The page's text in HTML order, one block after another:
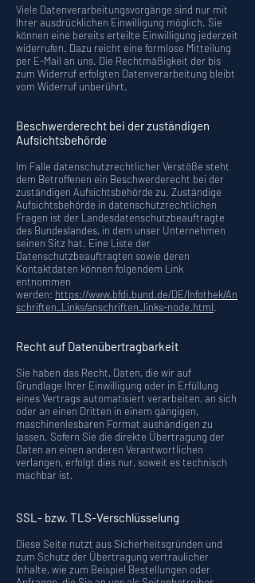
Viele Datenverarbeitungsvorgänge sind nur mit
Ihrer ausdrücklichen Einwilligung möglich. Sie
können eine bereits erteilte Einwilligung jederzeit
widerrufen. Dazu reicht eine formlose Mitteilung
per E-Mail an uns. Die Rechtmäßigkeit der bis
zum Widerruf erfolgten Datenverarbeitung bleibt
vom Widerruf unberührt.
Beschwerderecht bei der zuständigen
Aufsichtsbehörde
Im Falle datenschutzrechtlicher Verstöße steht
dem Betroffenen ein Beschwerderecht bei der
zuständigen Aufsichtsbehörde zu. Zuständige
Aufsichtsbehörde in datenschutzrechtlichen
Fragen ist der Landesdatenschutzbeauftragte
des Bundeslandes, in dem unser Unternehmen
seinen Sitz hat. Eine Liste der
Datenschutzbeauftragten sowie deren
Kontaktdaten können folgendem Link
entnommen
werden: https://www.bfdi.bund.de/DE/Infothek/An
schriften_Links/anschriften_links-node.html.
Recht auf Datenübertragbarkeit
Sie haben das Recht, Daten, die wir auf
Grundlage Ihrer Einwilligung oder in Erfüllung
eines Vertrags automatisiert verarbeiten, an sich
oder an einen Dritten in einem gängigen,
maschinenlesbaren Format aushändigen zu
lassen. Sofern Sie die direkte Übertragung der
Daten an einen anderen Verantwortlichen
verlangen, erfolgt dies nur, soweit es technisch
machbar ist.
SSL- bzw. TLS-Verschlüsselung
Diese Seite nutzt aus Sicherheitsgründen und
zum Schutz der Übertragung vertraulicher
Inhalte, wie zum Beispiel Bestellungen oder